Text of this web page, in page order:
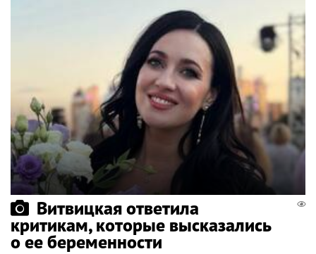
Витвицкая ответила
критикам, которые высказались
о ее беременности